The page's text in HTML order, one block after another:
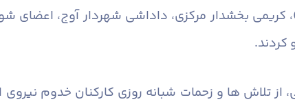
کریمی بخشدار مرکزی، داداشی شهردار آوج،
از تلاش ها و زحمات شبانه روزی کارکنان خدوم